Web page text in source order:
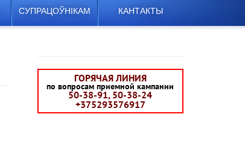
СУПРАЦОЎНІКАМ КАНТАКТЫ
ГОРЯЧАЯ ЛИНИЯ
по вопросам приемной кампании
50-38-91, 50-38-24
+375293576917